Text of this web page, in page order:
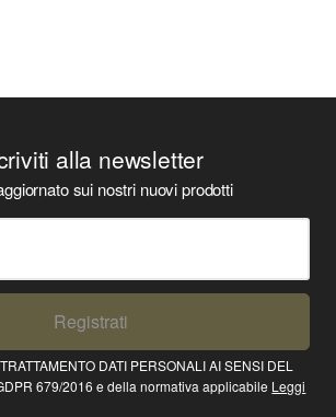
alla newsletter
sui nostri nuovi prodotti
Registrati
DATI PERSONALI AI SENSI DEL
679/2016 e della normativa applicabile Leggi